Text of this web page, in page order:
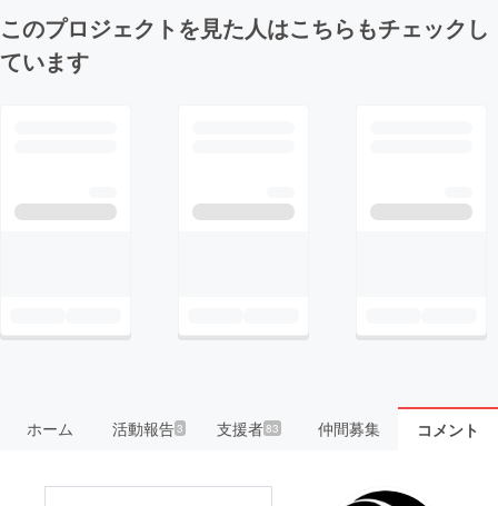
このプロジェクトを見た人はこちらもチェックし
ています
ホーム 活動報告3 支援者83 仲間募集 コメント